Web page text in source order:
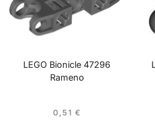
LEGO Bionicle 47296
Rameno
0,51 €